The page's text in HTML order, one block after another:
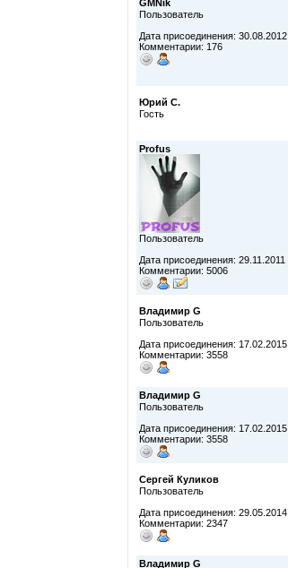
GMNik
Пользователь
Дата присоединения: 30.08.2012
Комментарии: 176
Юрий С.
Гость
Profus
Пользователь
Дата присоединения: 29.11.2011
Комментарии: 5006
Владимир G
Пользователь
Дата присоединения: 17.02.2015
Комментарии: 3558
Владимир G
Пользователь
Дата присоединения: 17.02.2015
Комментарии: 3558
Сергей Куликов
Пользователь
Дата присоединения: 29.05.2014
Комментарии: 2347
Владимир G